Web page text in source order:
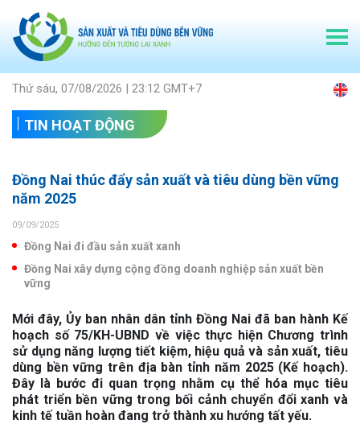
Thứ sáu, 07/08/2026 | 23:12 GMT+7
TIN HOẠT ĐỘNG
Đồng Nai thúc đẩy sản xuất và tiêu dùng bền vững
năm 2025
09/09/2025
Đồng Nai đi đầu sản xuất xanh
Đồng Nai xây dựng cộng đồng doanh nghiệp sản xuất bền
vững
Mới đây, Ủy ban nhân dân tỉnh Đồng Nai đã ban hành Kế
hoạch số 75/KH-UBND về việc thực hiện Chương trình
sử dụng năng lượng tiết kiệm, hiệu quả và sản xuất, tiêu
dùng bền vững trên địa bàn tỉnh năm 2025 (Kế hoạch).
Đây là bước đi quan trọng nhằm cụ thể hóa mục tiêu
phát triển bền vững trong bối cảnh chuyển đổi xanh và
kinh tế tuần hoàn đang trở thành xu hướng tất yếu.